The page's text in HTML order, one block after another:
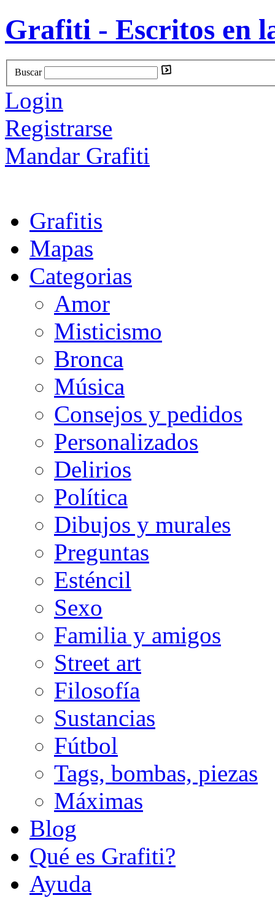
Grafiti - Escritos en
Buscar
Login
Registrarse
Mandar Grafiti
Grafitis
Mapas
Categorias
Amor
Misticismo
Bronca
Música
Consejos y pedidos
Personalizados
Delirios
Política
Dibujos y murales
Preguntas
Esténcil
Sexo
Familia y amigos
Street art
Filosofía
Sustancias
Fútbol
Tags, bombas, piezas
Máximas
Blog
Qué es Grafiti?
Ayuda